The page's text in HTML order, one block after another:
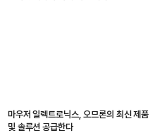
마우저 일렉트로닉스, 오므론의 최신 제품
및 솔루션 공급한다